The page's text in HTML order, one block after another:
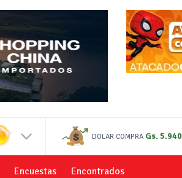
DOLAR COMPRA Gs. 5.940
Encuestas Encontrados